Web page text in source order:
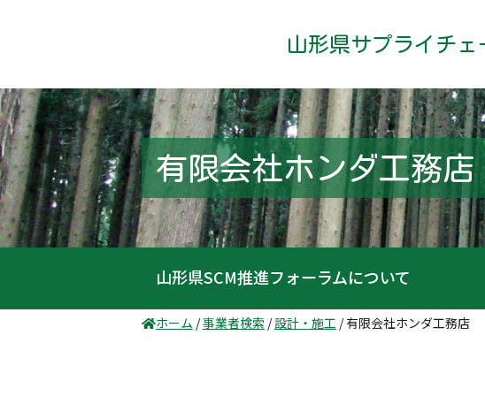
山形県サプライチ
有限会社ホンダ工務店
山形県SCM推進フォーラムについて
ホーム /事業者検索 /設計・施工 /有限会社ホンダ工務店